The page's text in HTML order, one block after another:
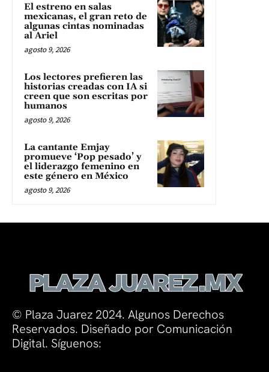
El estreno en salas
mexicanas, el gran reto de
algunas cintas nominadas
al Ariel
agosto 9, 2026
Los lectores prefieren las
historias creadas con IA si
creen que son escritas por
humanos
agosto 9, 2026
La cantante Emjay
promueve ‘Pop pesado’ y
el liderazgo femenino en
este género en México
agosto 9, 2026
© Plaza Juarez 2024. Algunos Derechos
Reservados. Diseñado por Comunicación
Digital. Síguenos: